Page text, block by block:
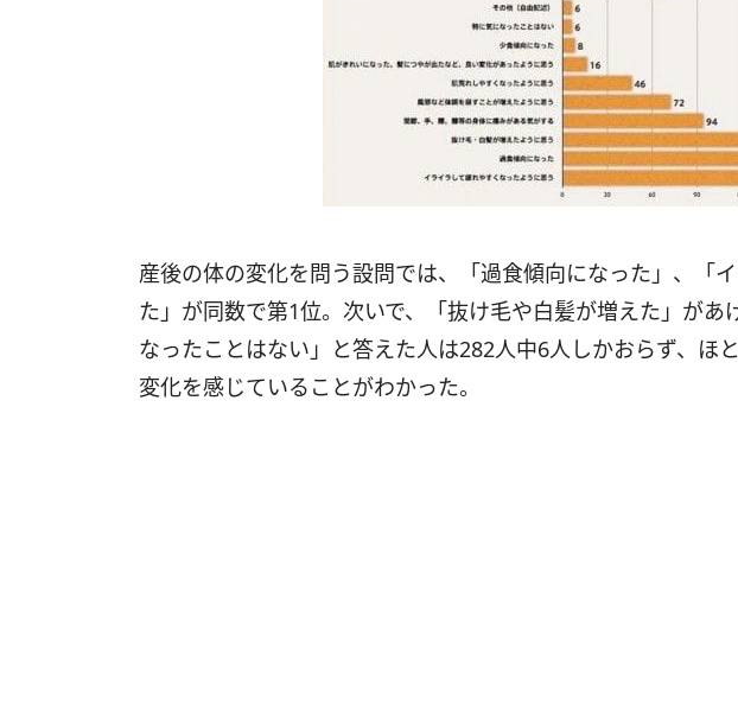
産後の体の変化を問う設問では、「過食傾向になった」、「
た」が同数で第1位。次いで、「抜け毛や白髪が増えた」があ
なったことはない」と答えた人は282人中6人しかおらず、ほ
変化を感じていることがわかった。